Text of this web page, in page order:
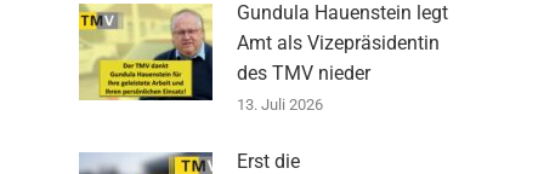
Gundula Hauenstein legt
Amt als Vizepräsidentin
des TMV nieder
13. Juli 2026
Erst die